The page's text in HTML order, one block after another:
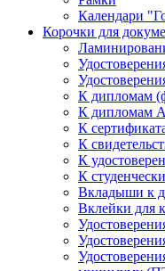
Календари
Корочки для
К дипломам
К дипломам
К
К
К
К
Вкладыши к
Вклейки для